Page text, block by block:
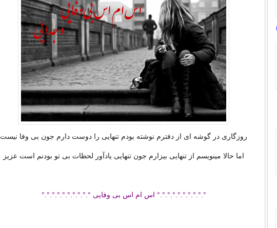
روزگاری در گوشه ای از دفترم نوشته بودم تنهایی را دوست دارم جون بی وفا نیست
اما حالا مینویسم از تنهایی بیزارم جون تنهایی یادآور لحظات بی تو بودنم است عزیز
°.°.°.°.°.°.°.°.°.° اس ام اس بی وفایی °.°.°.°.°.°.°.°.°.°